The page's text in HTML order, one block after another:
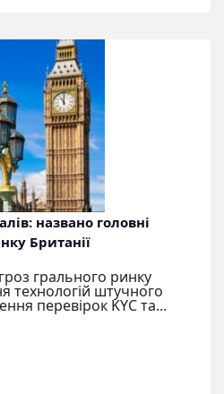
названо головні
Британії
грального ринку
технологій штучного
перевірок KYC та...